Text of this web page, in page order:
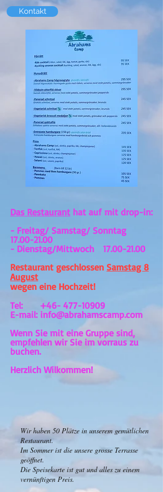
Kontakt
Das Restaurant hat auf mit drop-in:
- Freitag/ Samstag/ Sonntag
17.00-21.00
- Dienstag/Mittwoch 17.00-21.00
Restaurant geschlossen Samstag 8
August
wegen eine Hochzeit!
Tel: +46- 477-10909
E-mail: info@abrahamscamp.com
Wenn Sie mit eine Gruppe sind,
empfehlen wir Sie im vorraus zu
buchen.
Herzlich Wilkommen!
Wir haben 50 Plätze in unserem gemütlichen
Restaurant.
Im Sommer ist die unsere grosse Terrasse
geöffnet.
Die Speisekarte ist gut und alles zu einem
vernünftigen Preis.